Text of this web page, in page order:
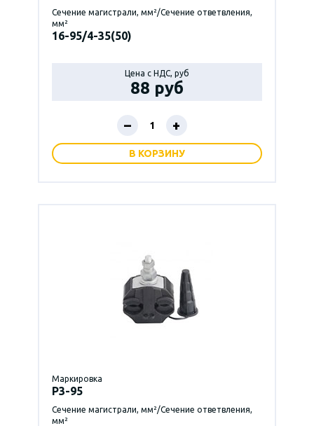
Сечение магистрали, мм²/Сечение ответвления,
мм²
16-95/4-35(50)
Цена с НДС, руб
88 руб
– +
В КОРЗИНУ
Маркировка
P3-95
Сечение магистрали, мм²/Сечение ответвления,
мм²